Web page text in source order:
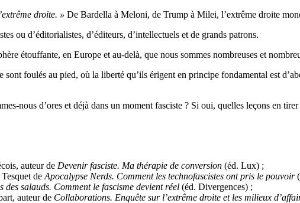
droite. » De Bardella à Meloni, de Trump à Milei, l’extrême droite
ou d’éditorialistes, d’éditeurs, d’intellectuels et de grands patrons.
étouffante, en Europe et au-delà, que nous sommes nombreuses et
foulés au pied, où la liberté qu’ils érigent en principe fondamental est
nous d’ores et déjà dans un moment fasciste ? Si oui, quelles leçons en
auteur de Devenir fasciste. Ma thérapie de conversion (éd. Lux) ;
de Apocalypse Nerds. Comment les technofascistes ont pris le pouvoir
des salauds. Comment le fascisme devient réel (éd. Divergences) ;
auteur de Collaborations. Enquête sur l’extrême droite et les milieux